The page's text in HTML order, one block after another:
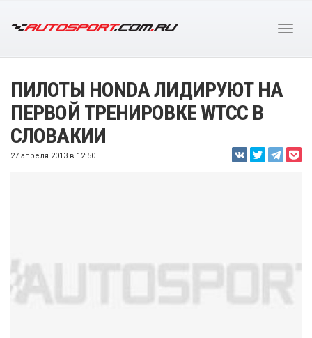
ПИЛОТЫ HONDA ЛИДИРУЮТ НА
ПЕРВОЙ ТРЕНИРОВКЕ WTCC В
СЛОВАКИИ
27 апреля 2013 в 12:50